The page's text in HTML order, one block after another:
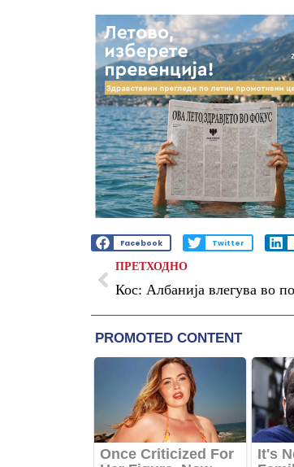
Facebook Twitter
ПРЕТХОДНО